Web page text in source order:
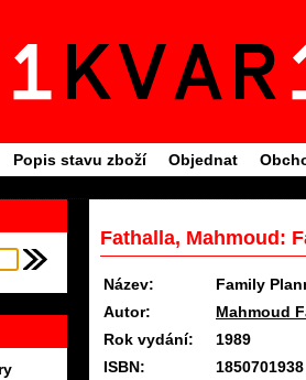
Popis stavu zboží Objednat
Fathalla, Mahmoud:
Název:
Family
Autor:
Mahmoud
Rok vydání:
1989
ISBN:
1850701938